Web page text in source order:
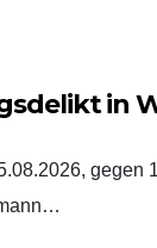
in
gegen